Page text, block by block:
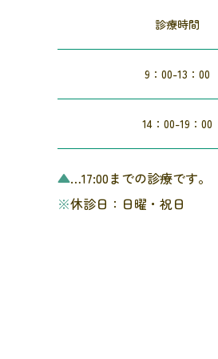
診療時間
9：00-13：00
14：00-19：00
▲…17:00までの診療です。
※休診日：日曜・祝日